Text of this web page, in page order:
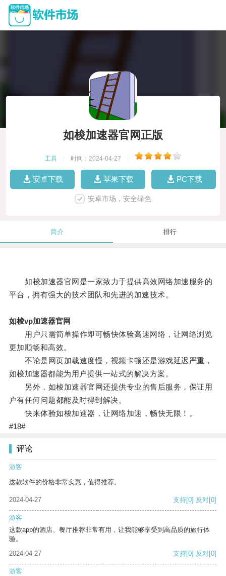
如梭加速器官网正版
工具 时间：2024-04-27
安卓下载 苹果下载 PC下载
安卓市场，安全绿色
简介 排行
如梭加速器官网是一家致力于提供高效网络加速服务的
平台，拥有强大的技术团队和先进的加速技术。
如梭vp加速器官网
用户只需简单操作即可畅快体验高速网络，让网络浏览
更加顺畅和高效。
不论是网页加载速度慢，视频卡顿还是游戏延迟严重，
如梭加速器都能为用户提供一站式的解决方案。
另外，如梭加速器官网还提供专业的售后服务，保证用
户有任何问题都能及时得到解决。
快来体验如梭加速器，让网络加速，畅快无限！。
#18#
评论
游客
这款软件的价格非常实惠，值得推荐。
2024-04-27 支持[0] 反对[0]
游客
这款app的酒店、餐厅推荐非常有用，让我能够享受到高品质的旅行体
验。
2024-04-27
支持[0] 反对[0]
游客